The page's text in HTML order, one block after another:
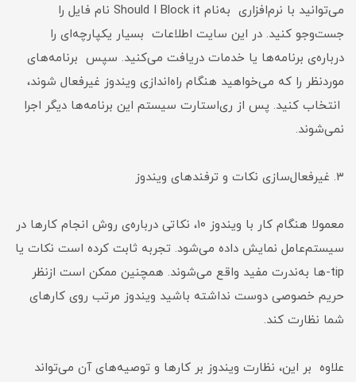
می‌توانید با نرم‌افزاری به‌نام Should I Block it نام فایل را
جست‌وجو کنید. در این سایت اطلاعات بسیار یکپارچه‌ای را
درباره‌ی برنامه‌ها یا خدمات دریافت می‌کنید. سپس برنامه‌های
موردنظر را که می‌خواهید هنگام راه‌اندازی ویندوز غیرفعال شوند،
انتخاب کنید. پس از ری‌استارت سیستم این برنامه‌ها دیگر اجرا
نمی‌شوند.
۳. غیرفعال‌سازی نکات و ترفندهای ویندوز
معمولا هنگام کار با ویندوز ۱۰، نکاتی درباره‌ی روش انجام کارها در
سیستم‌عامل نمایش داده می‌شود. تجربه ثابت کرده است نکات یا
tip-ها به‌ندرت مفید واقع می‌شوند. همچنین ممکن است ازنظر
حریم خصوصی دوست نداشته باشید ویندوز مرتب روی کارهای
شما نظارت کند.
علاوه بر این، نظارت ویندوز بر کارها و توصیه‌های آن می‌تواند